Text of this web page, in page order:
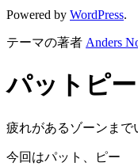
Powered by WordPress.
テーマの著者 Anders
パットピー
疲れがあるゾーンまで
今回はパット、ピー